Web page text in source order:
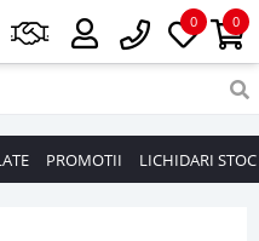
0
0
PROMOTII LICHIDARI STOC